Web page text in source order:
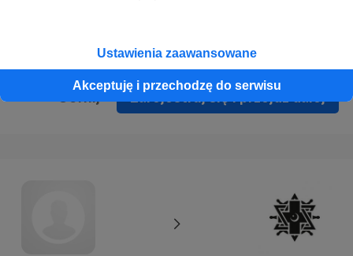
Ustawienia zaawansowane
Akceptuję i przechodzę do serwisu
Zarejestruj się i przejdź dalej